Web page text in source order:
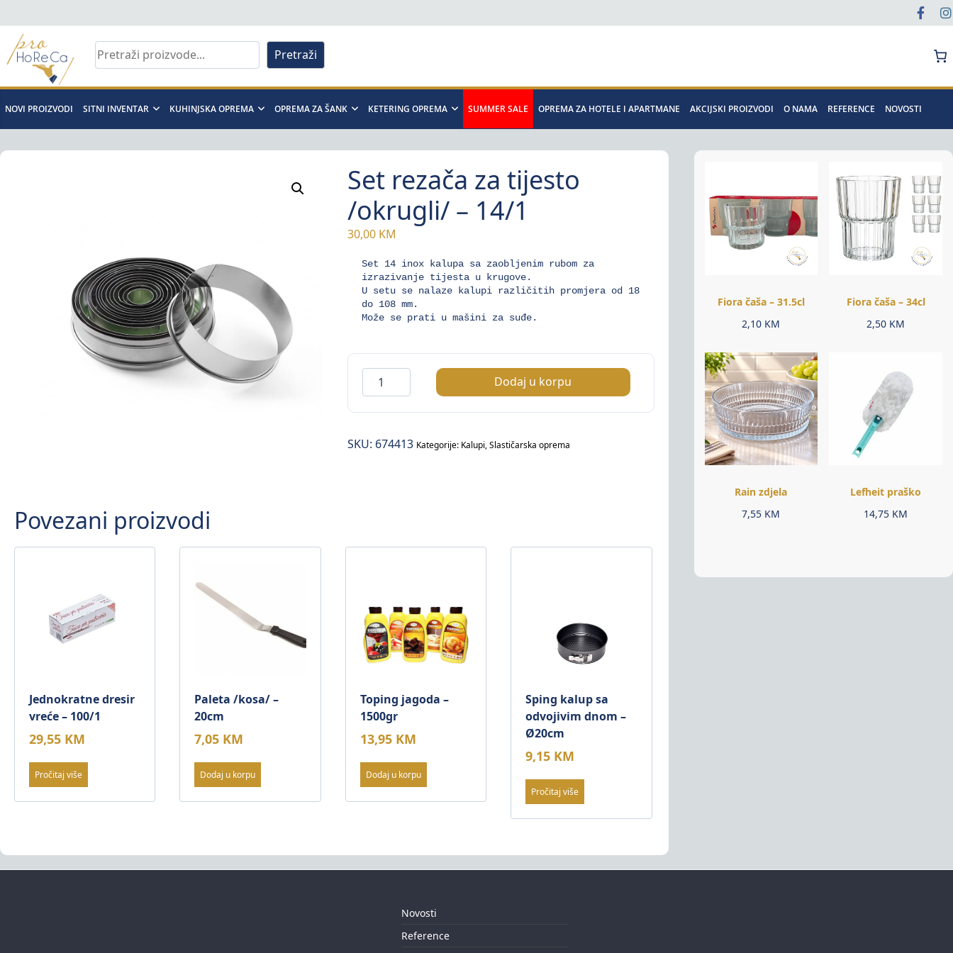
to
content
Pro
Horeca
d.o.o
Pretraži
NOVI PROIZVODI SITNI INVENTAR KUHINJSKA OPREMA OPREMA ZA ŠANK KETERING OPREMA SUMMER SALE OPREMA ZA HOTELE I APARTMANE AKCIJSKI PROIZVODI O NAMA REFERENCE NOVOSTI
Set rezača za tijesto
/okrugli/ – 14/1
30,00 KM
Set 14 inox kalupa sa zaobljenim rubom za
izrazivanje tijesta u krugove.
U setu se nalaze kalupi različitih promjera od 18
do 108 mm.
Može se prati u mašini za suđe.
rezača
za
/okrugli/
Dodaj u korpu
SKU: 674413 Kategorije: Kalupi,Slastičarska oprema
Povezani proizvodi
Jednokratne dresir
vreće – 100/1
29,55 KM
Pročitaj više
Paleta /kosa/ –
20cm
7,05 KM
Dodaj u korpu
Toping jagoda –
1500gr
13,95 KM
Dodaj u korpu
Sping kalup sa
odvojivim dnom –
Ø20cm
9,15 KM
Pročitaj više
Fiora čaša – 31.5cl
2,10 KM
Fiora čaša – 34cl
2,50 KM
Rain zdjela
7,55 KM
Lefheit praško
14,75 KM
Novosti
Reference